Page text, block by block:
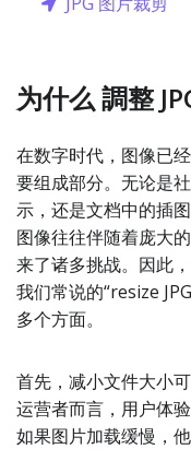
为什么 調整
在数字时代，图像已
要组成部分。无论是
示，还是文档中的插
图像往往伴随着庞大
来了诸多挑战。因此
我们常说的“resize
多个方面。
首先，减小文件大小
运营者而言，用户体
如果图片加载缓慢，